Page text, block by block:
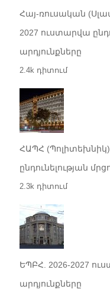
Հայ-ռուսական
2027 ուստարվա
արդյունքները
2.4k դիտում
ՀԱՊՀ
ընդունելության
2.3k դիտում
ԵՊԲՀ. 2026-2027
արդյունքները